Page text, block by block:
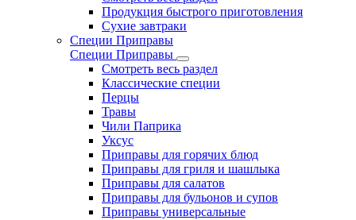
Продукция быстрого приготовления
Сухие завтраки
Специи Приправы
Специи Приправы
Смотреть весь раздел
Классические специи
Перцы
Травы
Чили Паприка
Уксус
Приправы для горячих блюд
Приправы для гриля и шашлыка
Приправы для салатов
Приправы для бульонов и супов
Приправы универсальные